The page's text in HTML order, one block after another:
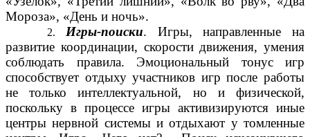
Мороза», «День и ночь».
Игры-поиски. Игры, направленные на
развитие координации, скорости движения, умения
соблюдать правила. Эмоциональный тонус игр
способствует отдыху участников игр после работы
не только интеллектуальной, но и физической,
поскольку в процессе игры активизируются иные
центры нервной системы и отдыхают у томленные